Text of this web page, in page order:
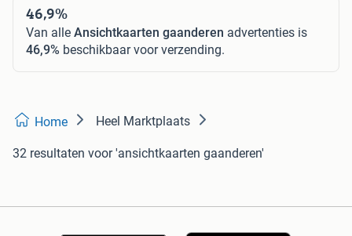
46,9%
Van alle Ansichtkaarten gaanderen advertenties is
46,9% beschikbaar voor verzending.
Home Heel Marktplaats
32 resultaten voor 'ansichtkaarten gaanderen'